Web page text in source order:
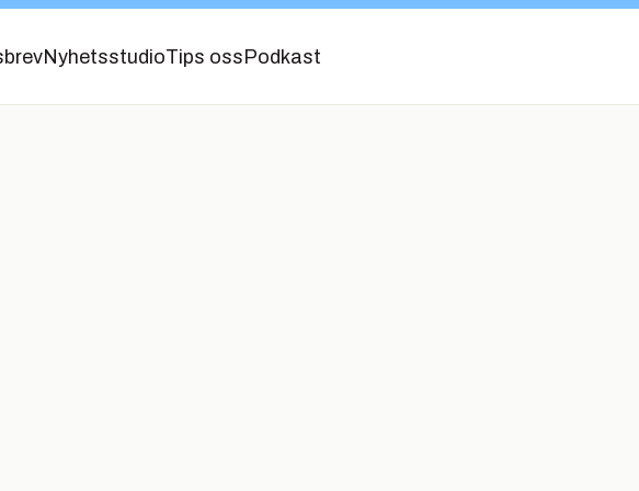
NyhetsstudioTips oss Podkast